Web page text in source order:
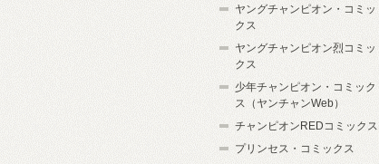
ヤングチャンピオン・コミッ
クス
ヤングチャンピオン烈コミッ
クス
少年チャンピオン・コミック
ス（ヤンチャンWeb）
チャンピオンREDコミックス
プリンセス・コミックス